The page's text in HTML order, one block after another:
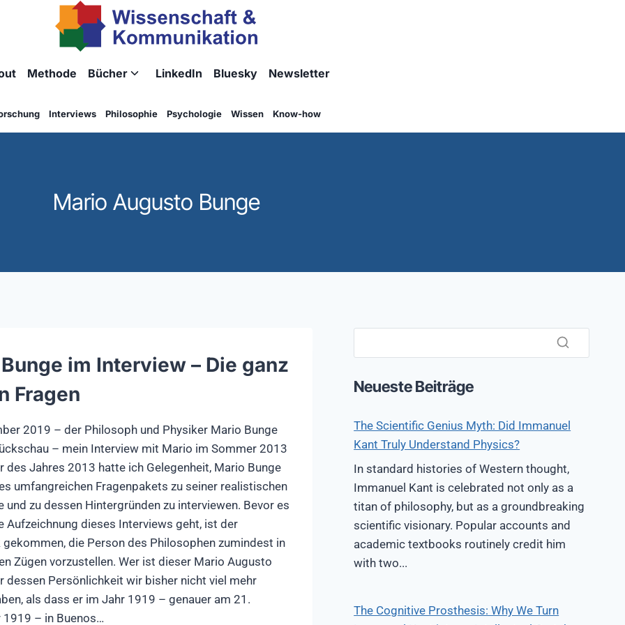
Methode Bücher
Untermenü
LinkedIn Bluesky Newsletter
Interviews Philosophie Psychologie Wissen Know-how
Mario Augusto Bunge
im Interview – Die ganz
Fragen
2019 – der Philosoph und Physiker Mario Bunge
– mein Interview mit Mario im Sommer 2013
des Jahres 2013 hatte ich Gelegenheit, Mario Bunge
umfangreichen Fragenpakets zu seiner realistischen
und zu dessen Hintergründen zu interviewen. Bevor es
Aufzeichnung dieses Interviews geht, ist der
die Person des Philosophen zumindest in
Zügen vorzustellen. Wer ist dieser Mario Augusto
dessen Persönlichkeit wir bisher nicht viel mehr
als dass er im Jahr 1919 – genauer am 21.
1919 – in Buenos…
Neueste Beiträge
The Scientific Genius Myth: Did Immanuel
Kant Truly Understand Physics?
In standard histories of Western thought,
Immanuel Kant is celebrated not only as a
titan of philosophy, but as a groundbreaking
scientific visionary. Popular accounts and
academic textbooks routinely credit him
with two...
The Cognitive Prosthesis: Why We Turn